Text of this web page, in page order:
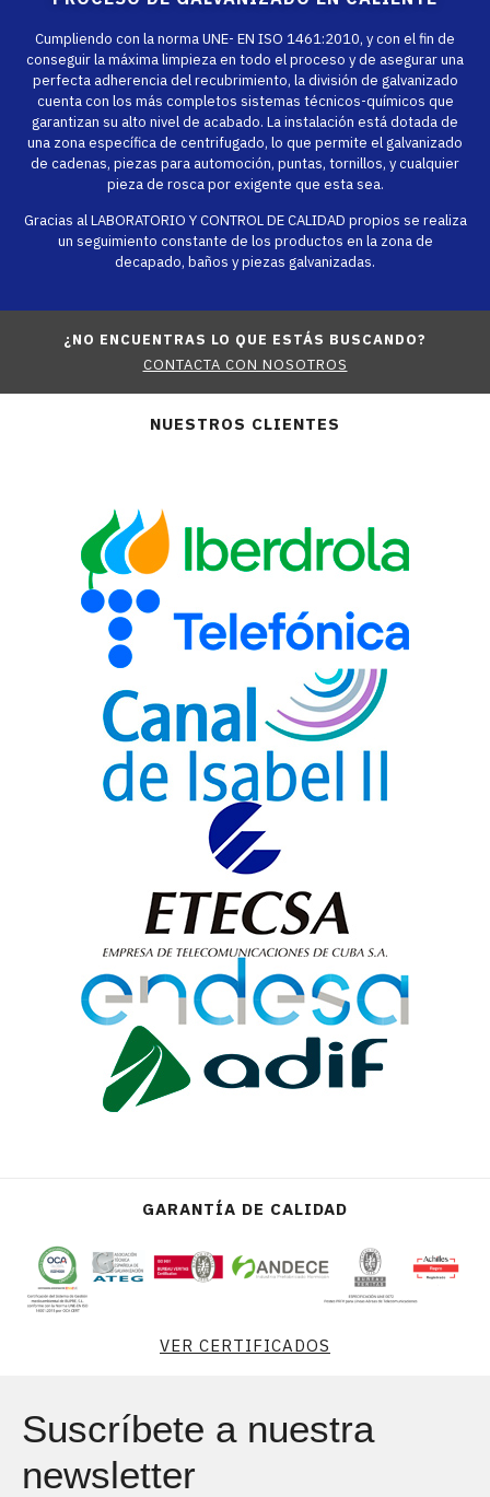
Cumpliendo con la norma UNE- EN ISO 1461:2010, y con el fin de
conseguir la máxima limpieza en todo el proceso y de asegurar una
perfecta adherencia del recubrimiento, la división de galvanizado
cuenta con los más completos sistemas técnicos-químicos que
garantizan su alto nivel de acabado. La instalación está dotada de
una zona específica de centrifugado, lo que permite el galvanizado
de cadenas, piezas para automoción, puntas, tornillos, y cualquier
pieza de rosca por exigente que esta sea.
Gracias al LABORATORIO Y CONTROL DE CALIDAD propios se realiza
un seguimiento constante de los productos en la zona de
decapado, baños y piezas galvanizadas.
¿NO ENCUENTRAS LO QUE ESTÁS BUSCANDO?
CONTACTA CON NOSOTROS
NUESTROS CLIENTES
GARANTÍA DE CALIDAD
VER CERTIFICADOS
Suscríbete a nuestra
newsletter